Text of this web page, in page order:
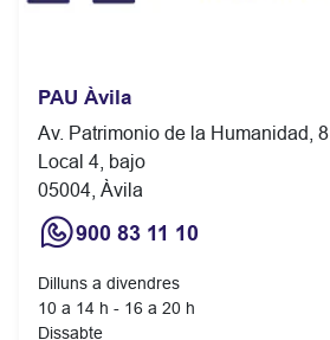
PAU Àvila
Av. Patrimonio de la Humanidad, 8
Local 4, bajo
05004, Àvila
900 83 11 10
Dilluns a divendres
10 a 14 h - 16 a 20 h
Dissabte